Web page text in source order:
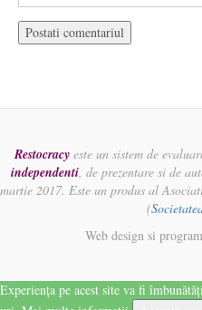
Restocracy este un sistem de
independenti, de prezentare si de
martie 2017. Este un produs al
(
Web design si
Experiența pe acest site va fi